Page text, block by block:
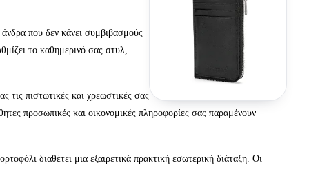
που δεν κάνει συμβιβασμούς
το καθημερινό σας στυλ,
πιστωτικές και χρεωστικές σας
προσωπικές και οικονομικές πληροφορίες σας παραμένουν
διαθέτει μια εξαιρετικά πρακτική εσωτερική διάταξη. Οι